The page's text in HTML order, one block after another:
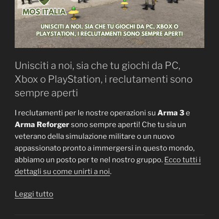
Unisciti a noi, sia che tu giochi da PC,
Xbox o PlayStation, i reclutamenti sono
sempre aperti
I reclutamenti per le nostre operazioni su Arma 3e
Arma Reforgersono sempre aperti! Che tu sia un
veterano della simulazione militare o un nuovo
appassionato pronto a immergersi in questo mondo,
abbiamo un posto per te nel nostro gruppo. Ecco tutti i
dettagli su come unirti a noi.
Leggi tutto“Reclutamenti